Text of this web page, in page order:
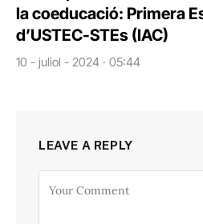
la coeducació: Primera
d’USTEC-STEs (IAC)
10 - juliol - 2024 · 05:44
LEAVE A REPLY